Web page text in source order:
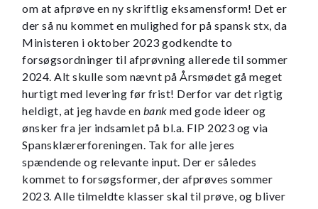
om at afprøve en ny skriftlig eksamensform! Det er
der så nu kommet en mulighed for på spansk stx, da
Ministeren i oktober 2023 godkendte to
forsøgsordninger til afprøvning allerede til sommer
2024. Alt skulle som nævnt på Årsmødet gå meget
hurtigt med levering før frist! Derfor var det rigtig
heldigt, at jeg havde en bank med gode ideer og
ønsker fra jer indsamlet på bl.a. FIP 2023 og via
Spansklærerforeningen. Tak for alle jeres
spændende og relevante input. Der er således
kommet to forsøgsformer, der afprøves sommer
2023. Alle tilmeldte klasser skal til prøve, og bliver